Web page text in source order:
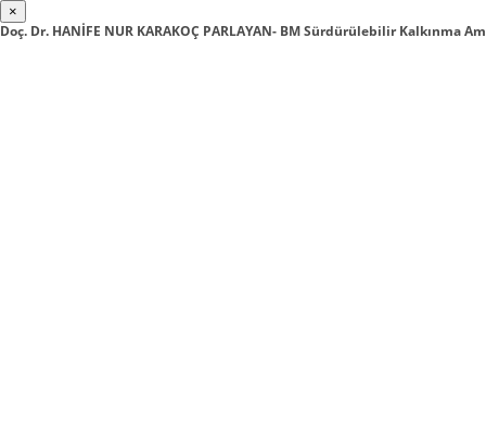
×
Doç. Dr. HANİFE NUR KARAKOÇ PARLAYAN- BM Sürdürülebilir Kalkınma